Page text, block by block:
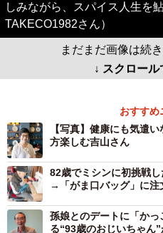
しみながら、スパイス人生を
TAKECO1982さん）
まだまだ画像は続
↓ スクロール
おすすめ
【写真】健康にも気遣
方楽しむ吉山さん
82歳でミシンに初挑戦
→「がま口バッグ」に
孫娘とのデートに「か
る“93歳のおじいちゃん